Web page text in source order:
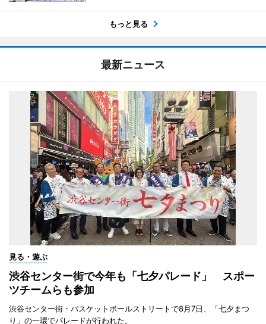
もっと見る
最新ニュース
見る・遊ぶ
渋谷センター街で今年も「七夕パレード」 スポー
ツチームらも参加
渋谷センター街・バスケットボールストリートで8月7日、「七夕まつ
り」の一環でパレードが行われた。